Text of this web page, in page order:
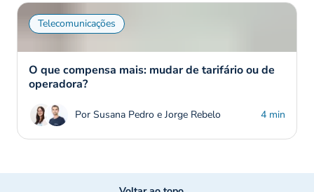
Telecomunicações
O que compensa mais: mudar de tarifário ou de
operadora?
Por Susana Pedro e Jorge Rebelo 4 min